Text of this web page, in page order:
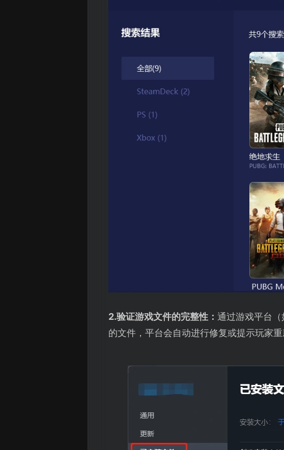
2.验证游戏文件的完整性： 通过游戏平台
的文件，平台会自动进行修复或提示玩家